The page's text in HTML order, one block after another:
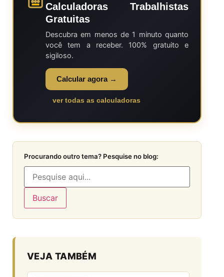
Calculadoras Trabalhistas
Gratuitas
Descubra em menos de 1 minuto quanto
você tem a receber. 100% gratuito e
sigiloso.
Calcular agora →
ver todas as calculadoras
Procurando outro tema? Pesquise no blog:
Buscar
VEJA TAMBÉM